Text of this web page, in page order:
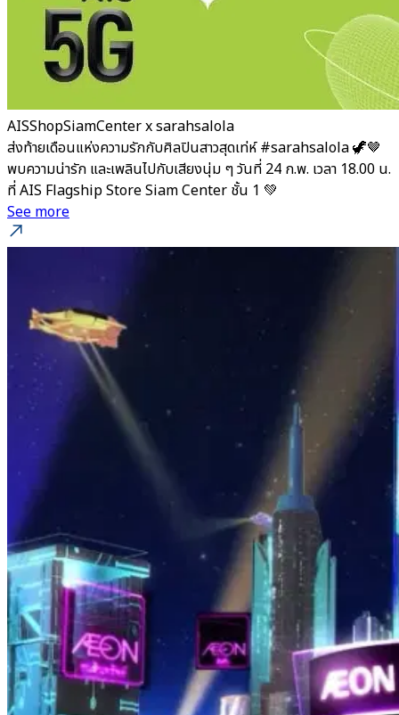
AISShopSiamCenter x sarahsalola
ส่งท้ายเดือนแห่งความรักกับศิลปินสาวสุดเท่ห์ #sarahsalola 🦖🤎
พบความน่ารัก และเพลินไปกับเสียงนุ่ม ๆ วันที่ 24 ก.พ. เวลา 18.00 น.
ที่ AIS Flagship Store Siam Center ชั้น 1 💚
See more